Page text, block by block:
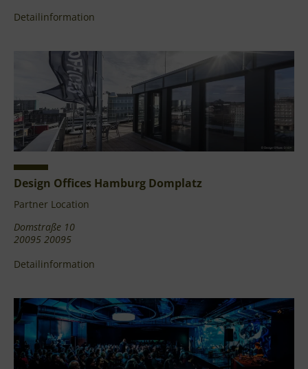
Detailinformation
Design Offices Hamburg Domplatz
Partner Location
Domstraße 10
20095 20095
Detailinformation